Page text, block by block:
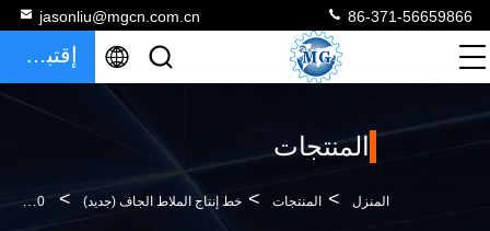
jasonliu@mgcn.com.cn 86-371-56659866
إقتباس
المنتجات
المنزل > المنتجات > خط إنتاج الملاط الجاف (جديد) > 220-440 فولت الجهد الجاف خط إنتاج الملاط الجاف خط إنتاج لاصق بلاط السيراميك